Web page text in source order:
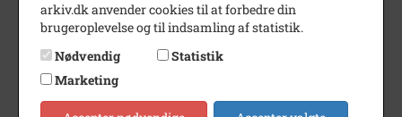
Fotograf
Ukendt
Se på kort
Arkiv
Høje-Taastrup Kommune
arkiv.dk anvender cookies til at forbedre din
brugeroplevelse og til indsamling af statistik.
Nødvendig
Statistik
Marketing